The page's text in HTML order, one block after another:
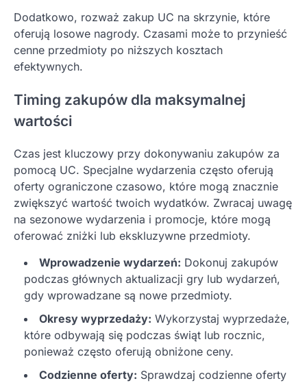
Dodatkowo, rozważ zakup UC na skrzynie, które
oferują losowe nagrody. Czasami może to przynieść
cenne przedmioty po niższych kosztach
efektywnych.
Timing zakupów dla maksymalnej
wartości
Czas jest kluczowy przy dokonywaniu zakupów za
pomocą UC. Specjalne wydarzenia często oferują
oferty ograniczone czasowo, które mogą znacznie
zwiększyć wartość twoich wydatków. Zwracaj uwagę
na sezonowe wydarzenia i promocje, które mogą
oferować zniżki lub ekskluzywne przedmioty.
Wprowadzenie wydarzeń: Dokonuj zakupów
podczas głównych aktualizacji gry lub wydarzeń,
gdy wprowadzane są nowe przedmioty.
Okresy wyprzedaży: Wykorzystaj wyprzedaże,
które odbywają się podczas świąt lub rocznic,
ponieważ często oferują obniżone ceny.
Codzienne oferty: Sprawdzaj codzienne oferty